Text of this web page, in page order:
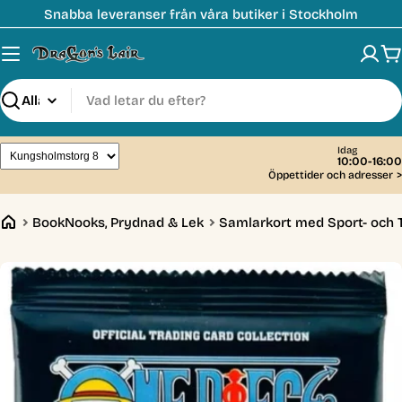
till
innehåll
Snabba leveranser från våra butiker i Stockholm
Sök
Idag
10:00-16:00
Öppettider och adresser >
BookNooks, Prydnad & Lek Samlarkort med Sport- och